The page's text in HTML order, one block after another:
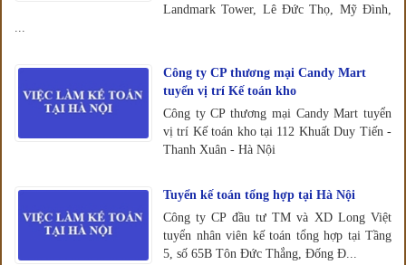
Landmark Tower, Lê Đức Thọ, Mỹ Đình,
...
Công ty CP thương mại Candy Mart
tuyển vị trí Kế toán kho
Công ty CP thương mại Candy Mart tuyển
vị trí Kế toán kho tại 112 Khuất Duy Tiến -
Thanh Xuân - Hà Nội
Tuyển kế toán tổng hợp tại Hà Nội
Công ty CP đầu tư TM và XD Long Việt
tuyển nhân viên kế toán tổng hợp tại Tầng
5, số 65B Tôn Đức Thắng, Đống Đ...